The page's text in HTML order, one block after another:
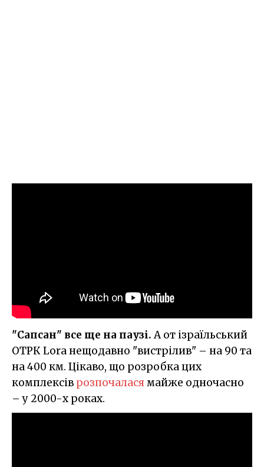
"Сапсан" все ще на паузі.А от ізраїльський
ОТРК Lora нещодавно "вистрілив" – на 90 та
на 400 км. Цікаво, що розробка цих
комплексів розпочаласямайже одночасно
– у 2000-х роках.